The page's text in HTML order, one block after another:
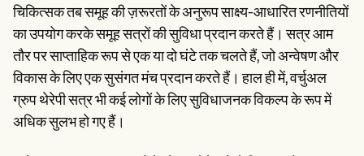
चिकित्सक तब समूह की ज़रूरतों के अनुरूप साक्ष्य-आधारित रणनीतियों
का उपयोग करके समूह सत्रों की सुविधा प्रदान करते हैं। सत्र आम
तौर पर साप्ताहिक रूप से एक या दो घंटे तक चलते हैं, जो अन्वेषण और
विकास के लिए एक सुसंगत मंच प्रदान करते हैं। हाल ही में, वर्चुअल
ग्रुप थेरेपी सत्र भी कई लोगों के लिए सुविधाजनक विकल्प के रूप में
अधिक सुलभ हो गए हैं।